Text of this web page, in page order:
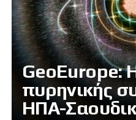
GeoEurope:
πυρηνικής
ΗΠΑ-